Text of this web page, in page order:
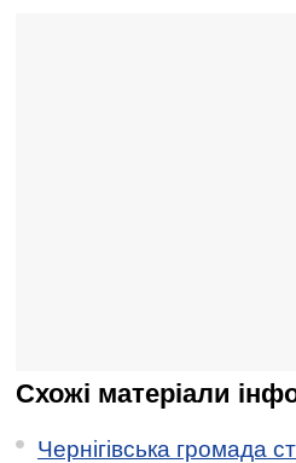
Схожі матеріали
Чернігівська громада